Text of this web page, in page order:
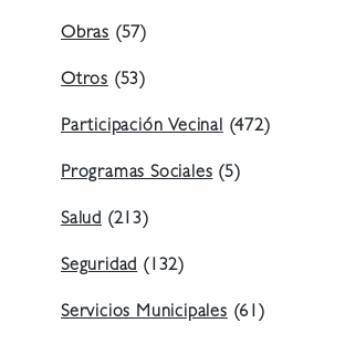
Obras (57)
Otros (53)
Participación Vecinal(472)
Programas Sociales(5)
Salud (213)
Seguridad(132)
Servicios Municipales(61)